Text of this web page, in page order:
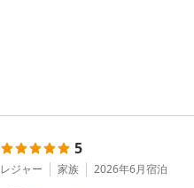
5
レジャー 家族 2026年6月宿泊